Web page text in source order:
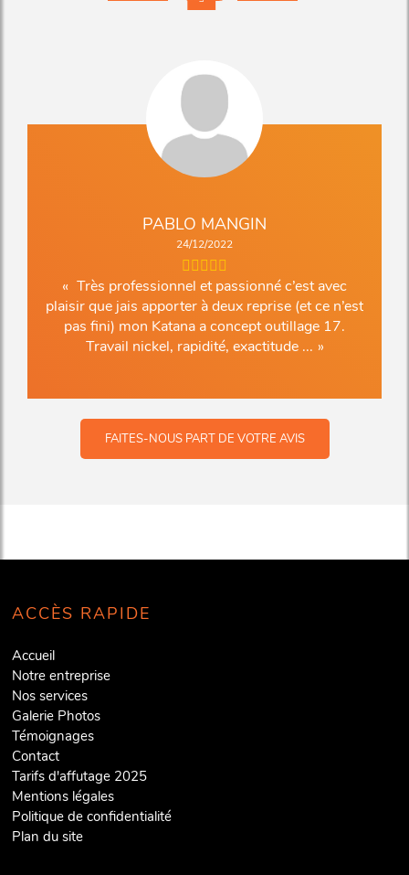
PABLO MANGIN
24/12/2022
Très professionnel et passionné c’est avec
plaisir que jais apporter à deux reprise (et ce n’est
pas fini) mon Katana a concept outillage 17.
Travail nickel, rapidité, exactitude ...
FAITES-NOUS PART DE VOTRE AVIS
ACCÈS RAPIDE
Accueil
Notre entreprise
Nos services
Galerie Photos
Témoignages
Contact
Tarifs d'affutage 2025
Mentions légales
Politique de confidentialité
Plan du site